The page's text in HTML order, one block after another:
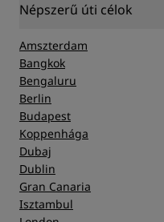
Népszerű úti célok
Amszterdam
Bangkok
Bengaluru
Berlin
Budapest
Koppenhága
Dubaj
Dublin
Gran Canaria
Isztambul